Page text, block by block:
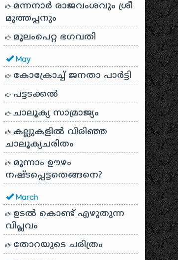
മന്നനാർ രാജവംശവും ശ്രീ
മുത്തപ്പനും
മൂലംപെറ്റ ഭഗവതി
May
കോക്രോച്ച് ജനതാ പാർട്ടി
പട്ടടക്കൽ
ചാലൂക്യ സാമ്രാജ്യം
കല്ലുകളിൽ വിരിഞ്ഞ
ചാലൂക്യചരിതം
മൂന്നാം ഊഴം
നഷ്ടപ്പെട്ടതെങ്ങനെ?
March
ഉടൽ കൊണ്ട് എഴുതുന്ന
വിപ്ലവം
തോറയുടെ ചരിത്രം